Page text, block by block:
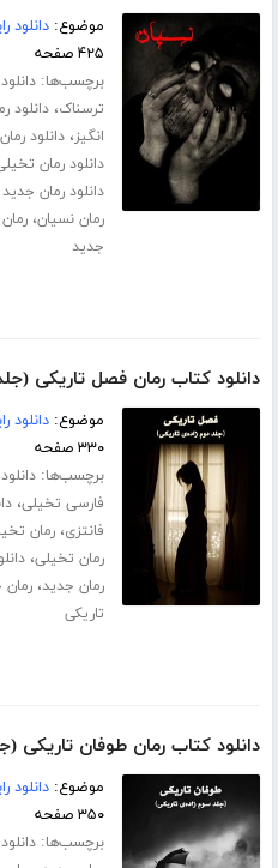
موضوع:دانلود
۴۲۵ صفحه
برچسب‌ها:
ترسناک،دانلود
انگیز،دانلود
دانلود رمان
دانلود رمان
رمان نسیان،
جدید
دانلود کتاب رمان فصل تاریکی
موضوع:دانلود
۳۳۰ صفحه
برچسب‌ها:
فارسی تخیلی،
فانتزی،رمان
رمان تخیلی،
رمان جدید،
تاریکی
دانلود کتاب رمان طوفان تاریکی
موضوع:دانلود
۳۵۰ صفحه
برچسب‌ها: